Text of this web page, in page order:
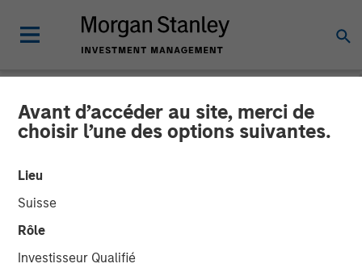
Avant d’accéder au site, merci de
choisir l’une des options suivantes.
Lieu
Suisse
Rôle
Investisseur Qualifié
NEWSROOM
Morgan Stanley Energy
Partners and Catalyst
Energy Services Announce
Strategic Partnership